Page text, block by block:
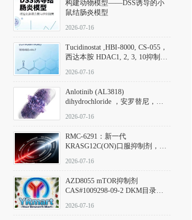
构建动物模型——DSS诱导的小
鼠结肠炎模型
2026-07-16
Tucidinostat ,HBI-8000, CS-055，
西达本胺 HDAC1, 2, 3, 10抑制剂
D808567) - DKM活性分子
2026-07-16
Anlotinib (AL3818)
dihydrochloride ，安罗替尼，
Hydrochloride实验方法步骤SOP
2026-07-16
RMC-6291：新一代
KRASG12C(ON)口服抑制剂，
(Elironrasib)CAS#2641998-63-0
2026-07-16
AZD8055 mTOR抑制剂
CAS#1009298-09-2 DKM目录号
激酶抑制剂的深度剖析
2026-07-16